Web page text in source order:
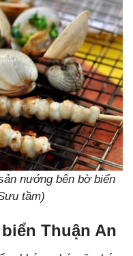
nướng bên bờ biển
tầm)
Thuận An